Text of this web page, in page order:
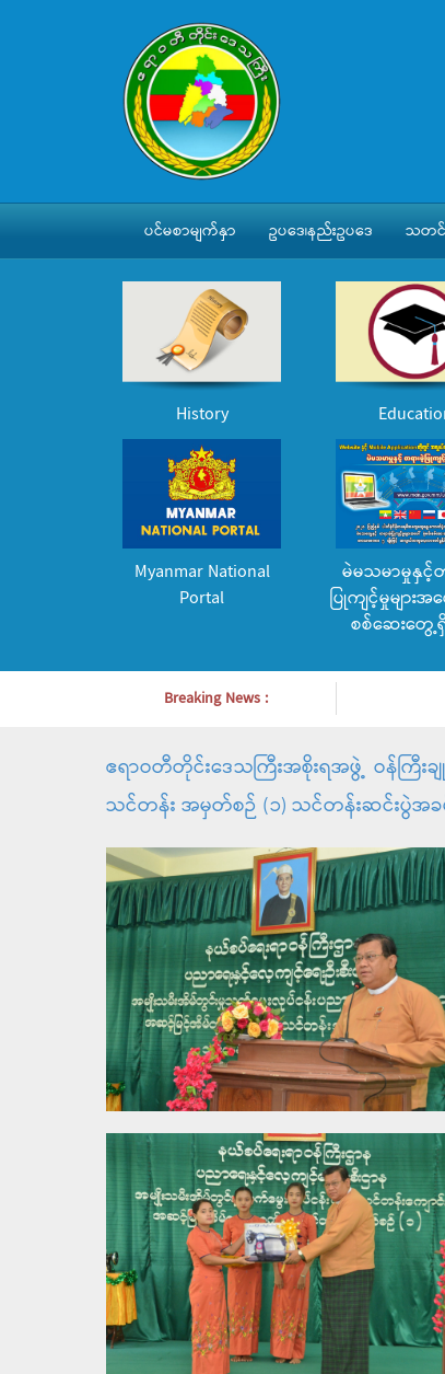
ပင်မစာမျက်နှာ ဥပဒေ၊နည်းဥပဒေ သတင်
History
Myanmar National
Portal
မဲမသမာမှုနှင့်
ပြုကျင့်မှုများအ
စစ်ဆေးတွေ့
Breaking News :
ဧရာဝတီတိုင်းဒေသကြီးအစိုးရအဖွဲ့ ဝန်ကြီး
သင်တန်း အမှတ်စဉ် (၁) သင်တန်းဆင်းပွဲအ